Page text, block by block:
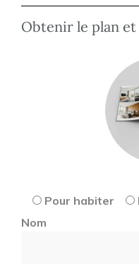
Obtenir le plan
Pour habiter
Nom